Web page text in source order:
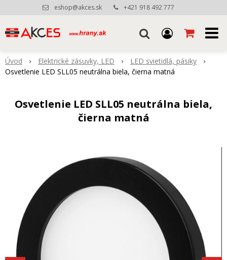
eshop@akces.sk +421 918 492 777
Úvod Elektrické zásuvky, LED
LED svietidlá, pásiky
Osvetlenie LED SLL05 neutrálna biela, čierna matná
Osvetlenie LED SLL05 neutrálna biela,
čierna matná